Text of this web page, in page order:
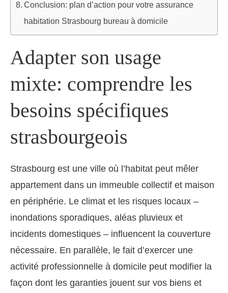
Conclusion: plan d’action pour votre assurance
habitation Strasbourg bureau à domicile
Adapter son usage
mixte: comprendre les
besoins spécifiques
strasbourgeois
Strasbourg est une ville où l’habitat peut mêler
appartement dans un immeuble collectif et maison
en périphérie. Le climat et les risques locaux –
inondations sporadiques, aléas pluvieux et
incidents domestiques – influencent la couverture
nécessaire. En parallèle, le fait d’exercer une
activité professionnelle à domicile peut modifier la
façon dont les garanties jouent sur vos biens et